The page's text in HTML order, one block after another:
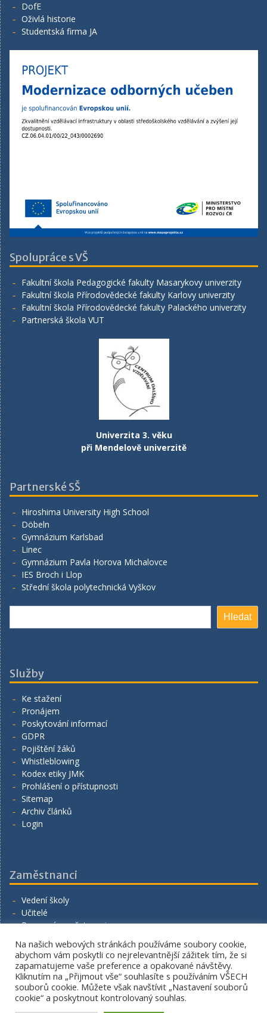
DofE
Oživlá historie
Studentská firma JA
Spolupráce s VŠ
Fakultní škola Pedagogické fakulty Masarykovy univerzity
Fakultní škola Přírodovědecké fakulty Karlovy univerzity
Fakultní škola Přírodovědecké fakulty Palackého univerzity
Partnerská škola VUT
Univerzita 3. věku
při Mendelově univerzitě
Partnerské SŠ
Hiroshima University High School
Döbeln
Gymnázium Karlsbad
Linec
Gymnázium Pavla Horova Michalovce
IES Broch i Llop
Střední škola polytechnická Vyškov
Hledat
Služby
Ke stažení
Pronájem
Poskytování informací
GDPR
Pojištění žáků
Whistleblowing
Kodex etiky JMK
Prohlášení o přístupnosti
Sitemap
Archiv článků
Login
Zaměstnanci
Vedení školy
Učitelé
Provozní zaměstnanci
Napište nám
Copyright. All rights reserved.
Na našich webových stránkách používáme soubory cookie,
abychom vám poskytli co nejrelevantnější zážitek tím, že si
zapamatujeme vaše preference a opakované návštěvy.
Kliknutím na „Přijmout vše“ souhlasíte s používáním VŠECH
souborů cookie. Můžete však navštívit „Nastavení souborů
cookie“ a poskytnout kontrolovaný souhlas.